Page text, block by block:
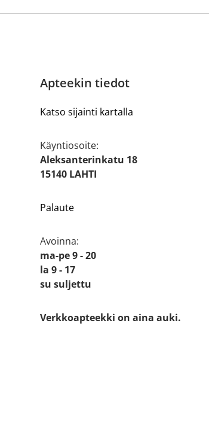
Apteekin tiedot
Katso sijainti kartalla
Käyntiosoite:
Aleksanterinkatu 18
15140 LAHTI
Palaute
Avoinna:
ma-pe 9 - 20
la 9 - 17
su suljettu
Verkkoapteekki on aina auki.